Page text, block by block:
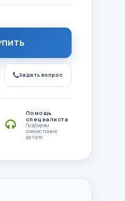
Задать вопрос
Помощь
специалиста
Подберём
совместимые
детали